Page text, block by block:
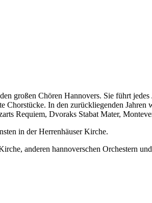
großen Chören Hannovers. Sie führt
In den zurückliegenden
Requiem, Dvoraks Stabat Mater,
in der Herrenhäuser Kirche.
anderen hannoverschen Orchestern